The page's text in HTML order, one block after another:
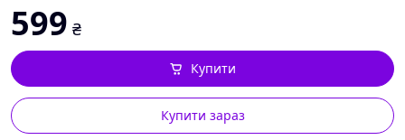
599 ₴
Купити зараз
Купити